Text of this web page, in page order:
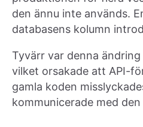
den ännu inte används.
databasens kolumn
Tyvärr var denna
vilket orsakade att API-
gamla koden
kommunicerade med